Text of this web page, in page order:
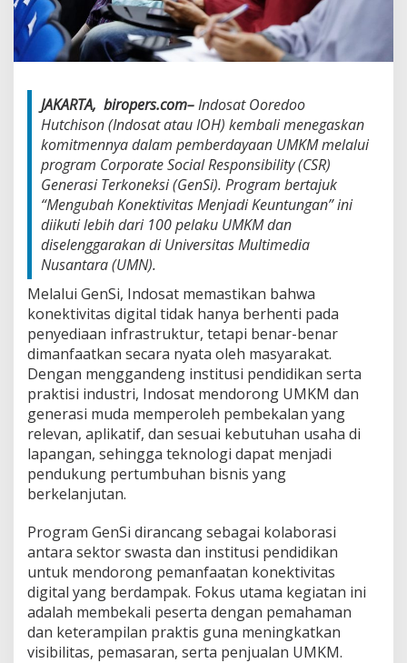
w
a
t
e
r
a
s
i
D
i
g
i
l
G
e
n
S
i
JAKARTA, biropers.com–Indosat Ooredoo
Hutchison (Indosat atau IOH) kembali menegaskan
komitmennya dalam pemberdayaan UMKM melalui
program Corporate Social Responsibility (CSR)
Generasi Terkoneksi (GenSi). Program bertajuk
“Mengubah Konektivitas Menjadi Keuntungan” ini
diikuti lebih dari 100 pelaku UMKM dan
diselenggarakan di Universitas Multimedia
Nusantara (UMN).
Melalui GenSi, Indosat memastikan bahwa
konektivitas digital tidak hanya berhenti pada
penyediaan infrastruktur, tetapi benar-benar
dimanfaatkan secara nyata oleh masyarakat.
Dengan menggandeng institusi pendidikan serta
praktisi industri, Indosat mendorong UMKM dan
generasi muda memperoleh pembekalan yang
relevan, aplikatif, dan sesuai kebutuhan usaha di
lapangan, sehingga teknologi dapat menjadi
pendukung pertumbuhan bisnis yang
berkelanjutan.
Program GenSi dirancang sebagai kolaborasi
antara sektor swasta dan institusi pendidikan
untuk mendorong pemanfaatan konektivitas
digital yang berdampak. Fokus utama kegiatan ini
adalah membekali peserta dengan pemahaman
dan keterampilan praktis guna meningkatkan
visibilitas, pemasaran, serta penjualan UMKM.